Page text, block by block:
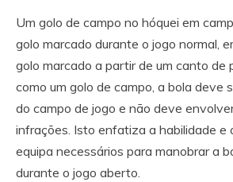
Um golo de campo no hóquei em
golo marcado durante o jogo normal,
golo marcado a partir de um canto de
como um golo de campo, a bola deve
do campo de jogo e não deve
infrações. Isto enfatiza a habilidade e
equipa necessários para manobrar a
durante o jogo aberto.